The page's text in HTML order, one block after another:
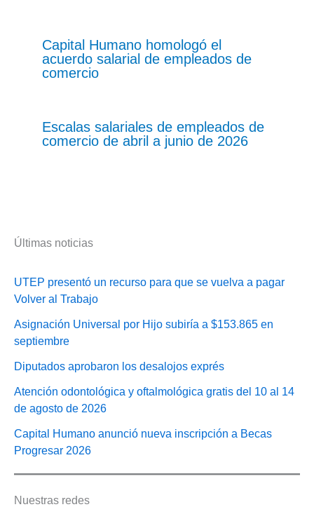
Capital Humano homologó el
acuerdo salarial de empleados de
comercio
Escalas salariales de empleados de
comercio de abril a junio de 2026
Últimas noticias
UTEP presentó un recurso para que se vuelva a pagar
Volver al Trabajo
Asignación Universal por Hijo subiría a $153.865 en
septiembre
Diputados aprobaron los desalojos exprés
Atención odontológica y oftalmológica gratis del 10 al 14
de agosto de 2026
Capital Humano anunció nueva inscripción a Becas
Progresar 2026
Nuestras redes